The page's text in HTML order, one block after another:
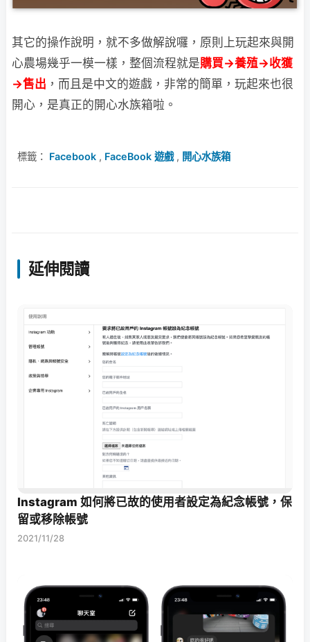
其它的操作說明，就不多做解說囉，原則上玩起來與開
心農場幾乎一模一樣，整個流程就是購買→養殖→收獲
→售出 ，而且是中文的遊戲，非常的簡單，玩起來也很
開心，是真正的開心水族箱啦。
標籤： Facebook , FaceBook 遊戲, 開心水族箱
延伸閱讀
Instagram 如何將已故的使用者設定為紀念帳號，保
留或移除帳號
2021/11/28